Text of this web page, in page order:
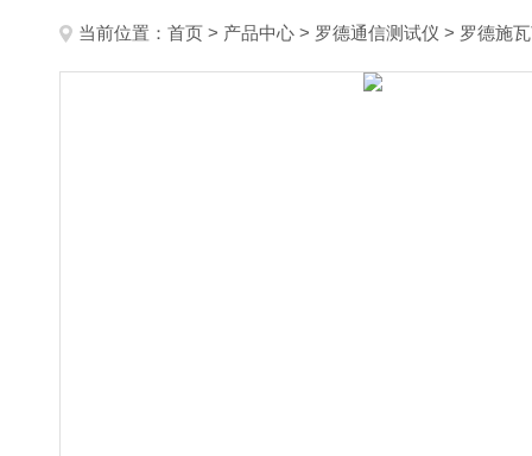
当前位置： 首页 > 产品中心 > 罗德通信测试仪 > 罗德施